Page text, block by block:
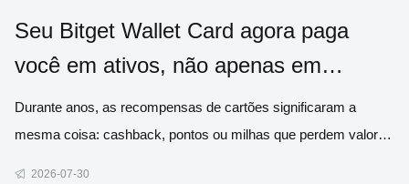
Seu Bitget Wallet Card agora paga
você em ativos, não apenas em
dinheiro
Durante anos, as recompensas de cartões significaram a
mesma coisa: cashback, pontos ou milhas que perdem valor
2026-07-30